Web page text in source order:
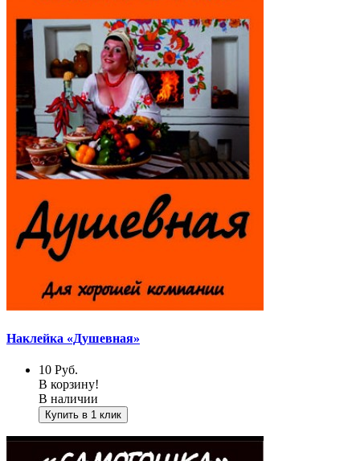
Наклейка «Душевная»
10 Руб.
В корзину!
В наличии
Купить в 1 клик